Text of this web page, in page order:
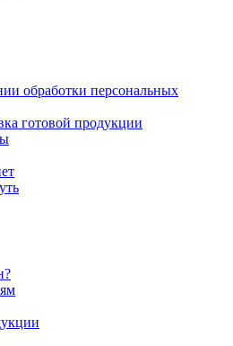
обработки персональных
готовой продукции